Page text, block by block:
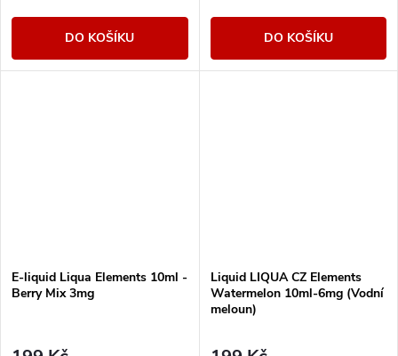
DO KOŠÍKU DO KOŠÍKU
E-liquid Liqua Elements 10ml -
Berry Mix 3mg
Liquid LIQUA CZ Elements
Watermelon 10ml-6mg (Vodní
meloun)